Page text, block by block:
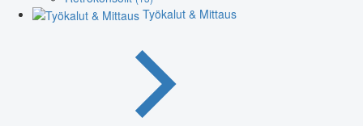
Työkalut & Mittaus